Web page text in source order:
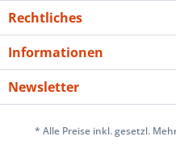
Rechtliches
Informationen
Newsletter
* Alle Preise inkl. gesetzl.